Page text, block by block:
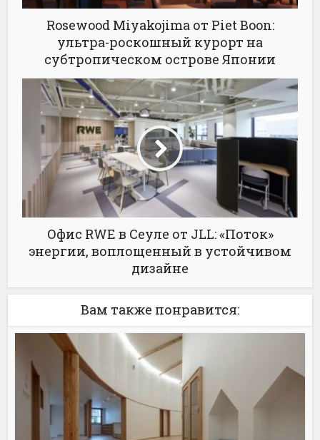
Rosewood Miyakojima от Piet Boon:
ультра-роскошный курорт на
субтропическом острове Японии
Офис RWE в Сеуле от JLL: «Поток»
энергии, воплощенный в устойчивом
дизайне
Вам также понравится: